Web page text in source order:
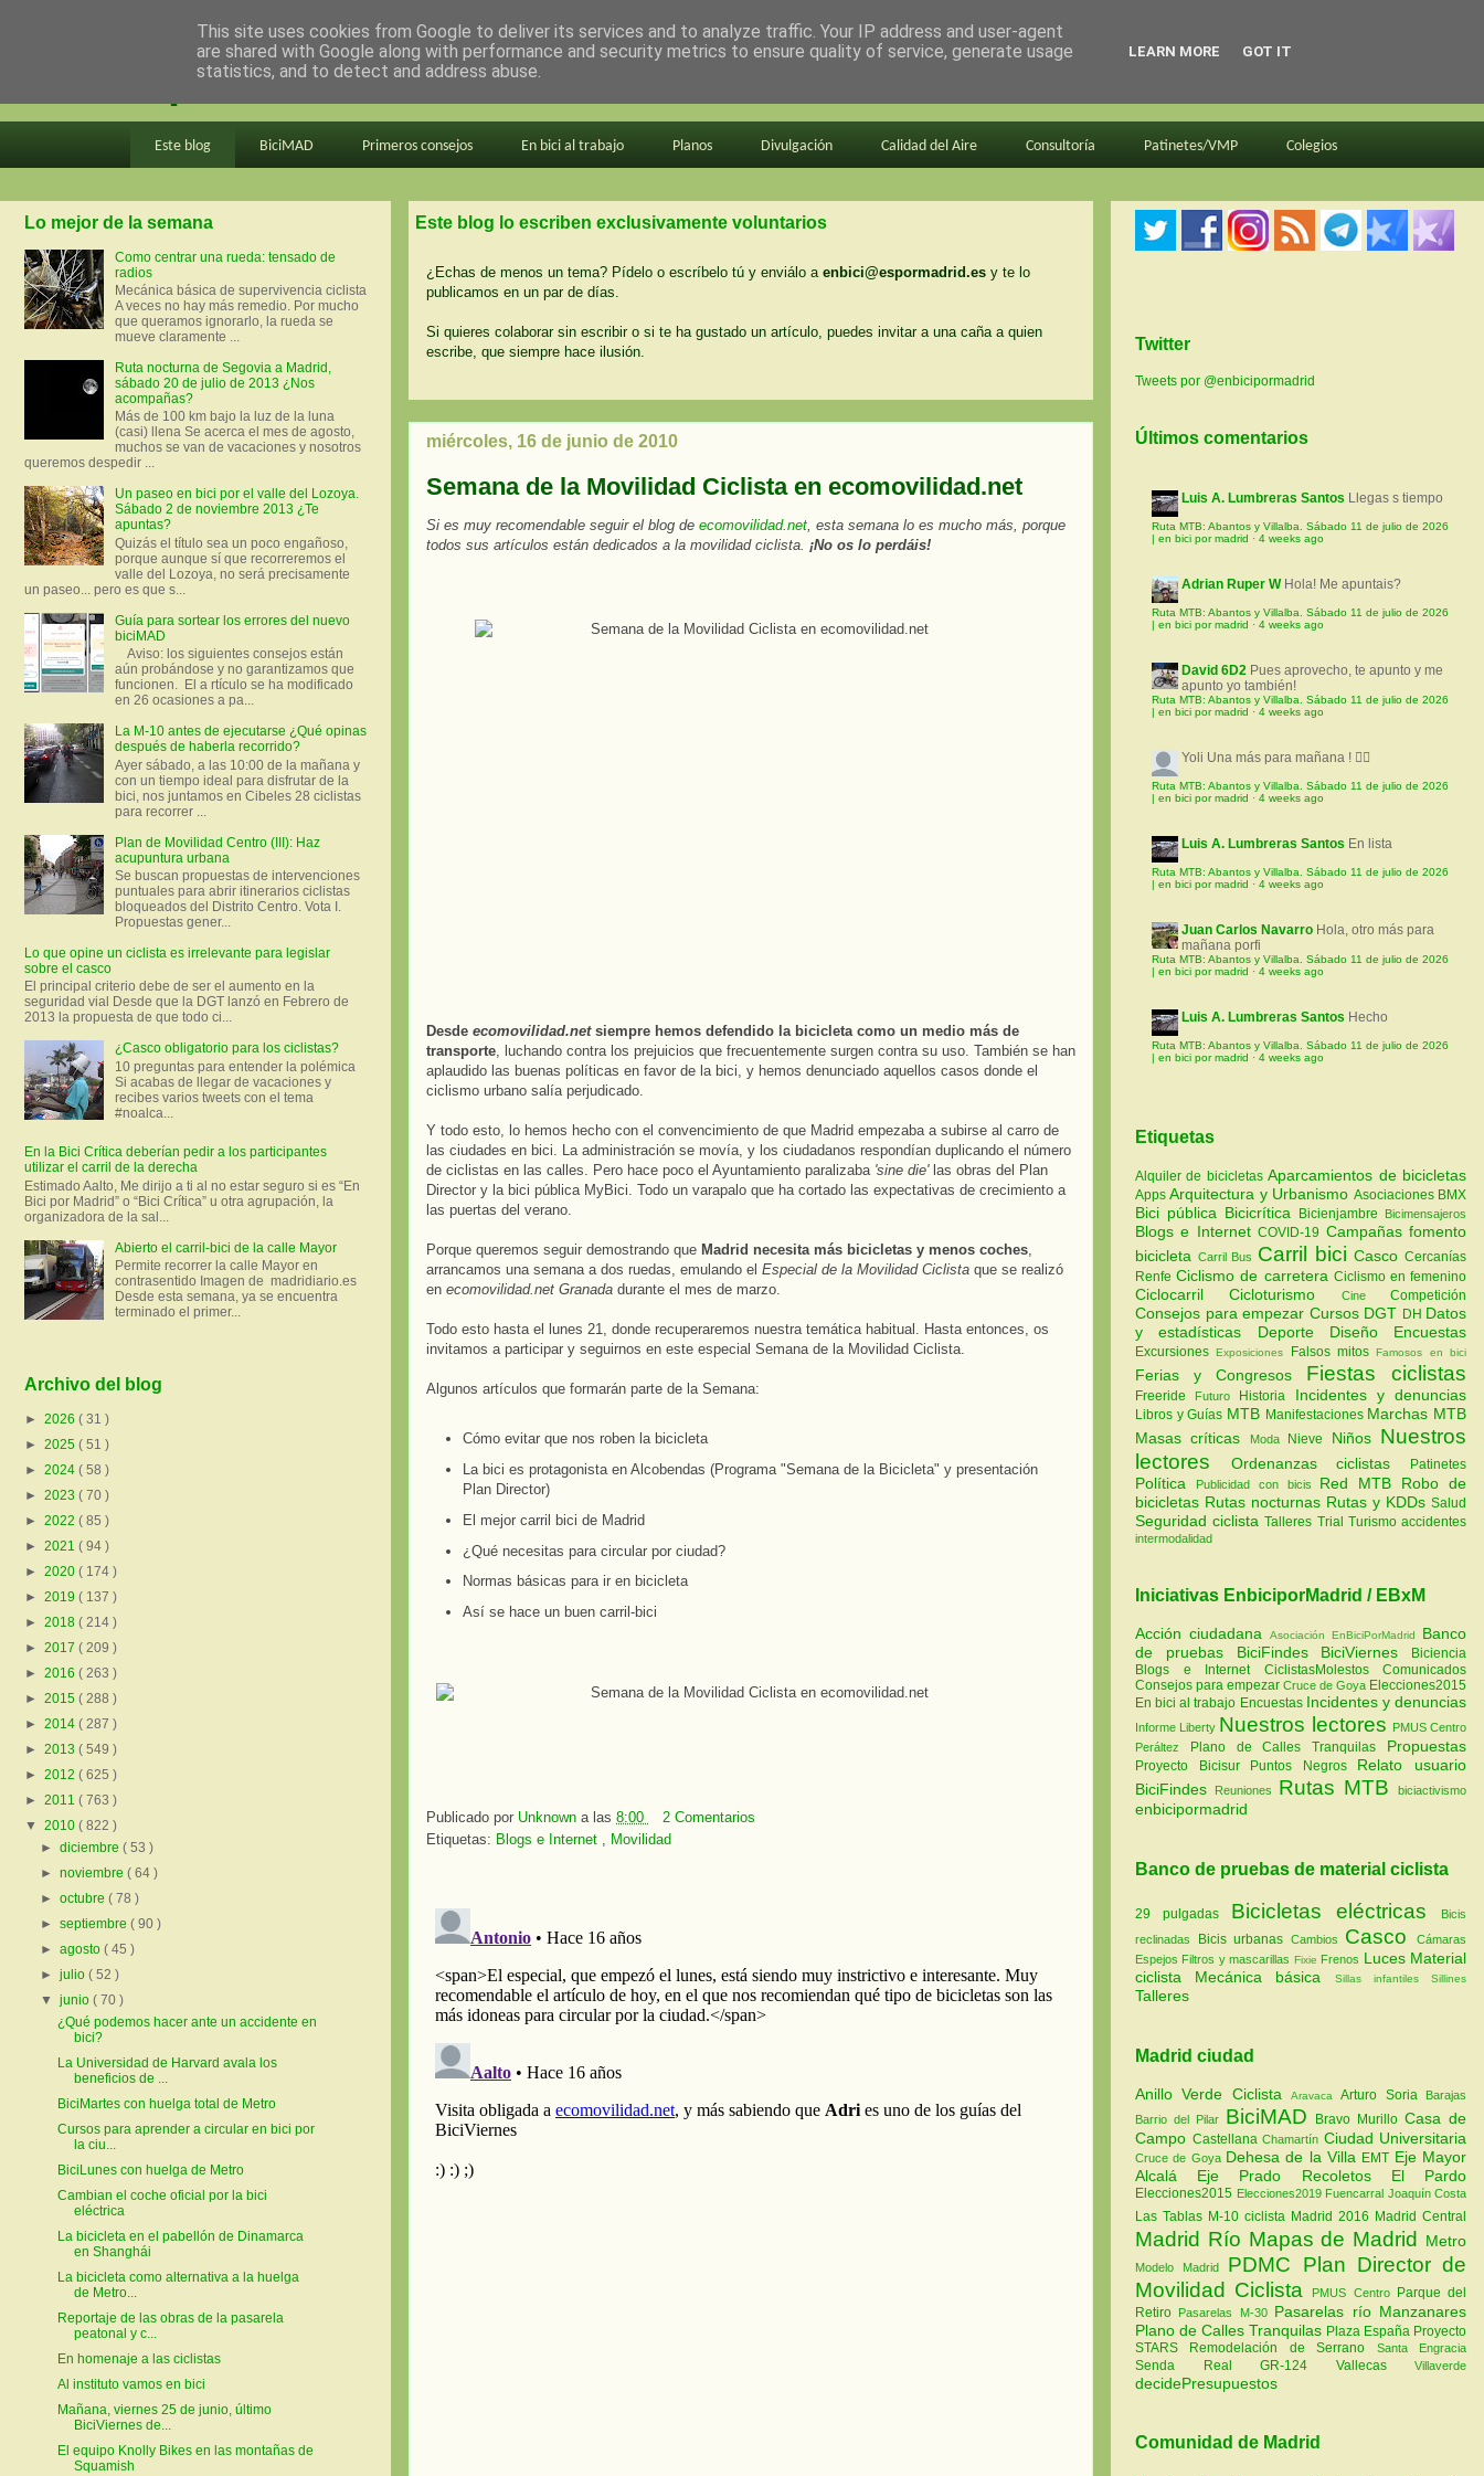
en bici por madrid
Este blog BiciMAD Primeros consejos En bici al trabajo Planos Divulgación Calidad del Aire Consultoría Patinetes/VMP Colegios
Este blog lo escriben exclusivamente voluntarios
¿Echas de menos un tema? Pídelo o escríbelo tú y enviálo a enbici@espormadrid.es y te lo
publicamos en un par de días.
Si quieres colaborar sin escribir o si te ha gustado un artículo, puedes invitar a una caña a quien
escribe, que siempre hace ilusión.
miércoles, 16 de junio de 2010
Semana de la Movilidad Ciclista en ecomovilidad.net
Si es muy recomendable seguir el blog de ecomovilidad.net , esta semana lo es mucho más, porque
todos sus artículos están dedicados a la movilidad ciclista. ¡No os lo perdáis!
Desde ecomovilidad.netsiempre hemos defendido la bicicleta como un medio más de
transporte , luchando contra los prejuicios que frecuentemente surgen contra su uso. También se han
aplaudido las buenas políticas en favor de la bici, y hemos denunciado aquellos casos donde el
ciclismo urbano salía perjudicado.
Y todo esto, lo hemos hecho con el convencimiento de que Madrid empezaba a subirse al carro de
las ciudades en bici. La administración se movía, y los ciudadanos respondían duplicando el número
de ciclistas en las calles. Pero hace poco el Ayuntamiento paralizaba 'sine die'las obras del Plan
Director y la bici pública MyBici. Todo un varapalo que ha cortado las expectativas de crecimiento a
las puertas del verano.
Porque queremos seguir demostrando que Madrid necesita más bicicletas y menos coches
arrancamos una semana a dos ruedas, emulando el Especial de la Movilidad Ciclista que se realizó
en ecomovilidad.net Granada durante el mes de marzo.
Todo esto hasta el lunes 21, donde recuperaremos nuestra temática habitual. Hasta entonces, os
invitamos a participar y seguirnos en este especial Semana de la Movilidad Ciclista.
Algunos artículos que formarán parte de la Semana:
Cómo evitar que nos roben la bicicleta
La bici es protagonista en Alcobendas (Programa "Semana de la Bicicleta" y presentación
Plan Director)
El mejor carril bici de Madrid
¿Qué necesitas para circular por ciudad?
Normas básicas para ir en bicicleta
Así se hace un buen carril-bici
Publicado por Unknown a las 8:00
2 Comentarios
Etiquetas: Blogs e Internet , Movilidad
Lo mejor de la semana
Como centrar una rueda: tensado de
radios
Mecánica básica de supervivencia ciclista
A veces no hay más remedio. Por mucho
que queramos ignorarlo, la rueda se
mueve claramente ...
Ruta nocturna de Segovia a Madrid,
sábado 20 de julio de 2013 ¿Nos
acompañas?
Más de 100 km bajo la luz de la luna
(casi) llena Se acerca el mes de agosto,
muchos se van de vacaciones y nosotros
queremos despedir ...
Un paseo en bici por el valle del Lozoya.
Sábado 2 de noviembre 2013 ¿Te
apuntas?
Quizás el título sea un poco engañoso,
porque aunque sí que recorreremos el
valle del Lozoya, no será precisamente
un paseo... pero es que s...
Guía para sortear los errores del nuevo
biciMAD
Aviso: los siguientes consejos están
aún probándose y no garantizamos que
funcionen. El a rtículo se ha modificado
en 26 ocasiones a pa...
La M-10 antes de ejecutarse ¿Qué opinas
después de haberla recorrido?
Ayer sábado, a las 10:00 de la mañana y
con un tiempo ideal para disfrutar de la
bici, nos juntamos en Cibeles 28 ciclistas
para recorrer ...
Plan de Movilidad Centro (III): Haz
acupuntura urbana
Se buscan propuestas de intervenciones
puntuales para abrir itinerarios ciclistas
bloqueados del Distrito Centro. Vota I.
Propuestas gener...
Lo que opine un ciclista es irrelevante para legislar
sobre el casco
El principal criterio debe de ser el aumento en la
seguridad vial Desde que la DGT lanzó en Febrero de
2013 la propuesta de que todo ci...
¿Casco obligatorio para los ciclistas?
10 preguntas para entender la polémica
Si acabas de llegar de vacaciones y
recibes varios tweets con el tema
#noalca...
En la Bici Crítica deberían pedir a los participantes
utilizar el carril de la derecha
Estimado Aalto, Me dirijo a ti al no estar seguro si es “En
Bici por Madrid” o “Bici Crítica” u otra agrupación, la
organizadora de la sal...
Abierto el carril-bici de la calle Mayor
Permite recorrer la calle Mayor en
contrasentido Imagen de madridiario.es
Desde esta semana, ya se encuentra
terminado el primer...
Archivo del blog
► 2026 ( 31 )
► 2025 ( 51 )
► 2024 ( 58 )
► 2023 ( 70 )
► 2022 ( 85 )
► 2021 ( 94 )
► 2020 ( 174 )
► 2019 ( 137 )
► 2018 ( 214 )
► 2017 ( 209 )
► 2016 ( 263 )
► 2015 ( 288 )
► 2014 ( 287 )
► 2013 ( 549 )
► 2012 ( 625 )
► 2011 ( 763 )
▼ 2010 ( 822 )
►diciembre( 53 )
►noviembre( 64 )
►octubre( 78 )
►septiembre( 90 )
►agosto( 45 )
►julio( 52 )
▼junio( 70 )
¿Qué podemos hacer ante un accidente en
bici?
La Universidad de Harvard avala los
beneficios de ...
BiciMartes con huelga total de Metro
Cursos para aprender a circular en bici por
la ciu...
BiciLunes con huelga de Metro
Cambian el coche oficial por la bici
eléctrica
La bicicleta en el pabellón de Dinamarca
en Shanghái
La bicicleta como alternativa a la huelga
de Metro...
Reportaje de las obras de la pasarela
peatonal y c...
En homenaje a las ciclistas
Al instituto vamos en bici
Mañana, viernes 25 de junio, último
BiciViernes de...
El equipo Knolly Bikes en las montañas de
Squamish
Twitter
Tweets por @enbicipormadrid
Últimos comentarios
Luis A. Lumbreras Santos Llegas s tiempo
Ruta MTB: Abantos y Villalba. Sábado 11 de julio de 2026
| en bici por madrid · 4 weeks ago
Adrian Ruper W Hola! Me apuntais?
Ruta MTB: Abantos y Villalba. Sábado 11 de julio de 2026
| en bici por madrid · 4 weeks ago
David 6D2 Pues aprovecho, te apunto y me
apunto yo también!
Ruta MTB: Abantos y Villalba. Sábado 11 de julio de 2026
| en bici por madrid · 4 weeks ago
Yoli Una más para mañana ! 🚵‍♀️
Ruta MTB: Abantos y Villalba. Sábado 11 de julio de 2026
| en bici por madrid · 4 weeks ago
Luis A. Lumbreras Santos En lista
Ruta MTB: Abantos y Villalba. Sábado 11 de julio de 2026
| en bici por madrid · 4 weeks ago
Juan Carlos Navarro Hola, otro más para
mañana porfi
Ruta MTB: Abantos y Villalba. Sábado 11 de julio de 2026
| en bici por madrid · 4 weeks ago
Luis A. Lumbreras Santos Hecho
Ruta MTB: Abantos y Villalba. Sábado 11 de julio de 2026
| en bici por madrid · 4 weeks ago
Etiquetas
Alquiler de bicicletasAparcamientos de bicicletas
AppsArquitectura y Urbanismo Asociaciones BMX
Bici pública Bicicrítica Bicienjambre Bicimensajeros
Blogs e InternetCOVID-19 Campañas fomento
bicicleta Carril Bus Carril biciCascoCercanías
RenfeCiclismo de carretera Ciclismo en femenino
CiclocarrilCicloturismo CineCompetición
Consejos para empezar Cursos DGT DH Datos
y estadísticas Deporte Diseño Encuestas
ExcursionesExposiciones Falsos mitosFamosos en bici
Ferias y Congresos Fiestas ciclistas
Freeride Futuro Historia Incidentes y denuncias
Libros y Guías MTB Manifestaciones Marchas MTB
Masas críticas
Moda Nieve Niños Nuestros
lectores
Ordenanzas ciclistas Patinetes
Política Publicidad con bicis Red MTB Robo de
bicicletas Rutas nocturnas Rutas y KDDs Salud
Seguridad ciclistaTalleres Trial Turismoaccidentes
intermodalidad
Iniciativas EnbiciporMadrid / EBxM
Acción ciudadana Asociación EnBiciPorMadrid
Banco
de pruebas
BiciFindes BiciViernes
Biciencia
Blogs e Internet
CiclistasMolestos
Comunicados
Consejos para empezar Cruce de Goya Elecciones2015
En bici al trabajo Encuestas Incidentes y denuncias
Informe Liberty Nuestros lectores
PMUS Centro
Peráltez
Plano de Calles Tranquilas Propuestas
Proyecto Bicisur Puntos Negros
Relato usuario
BiciFindes
Reuniones Rutas MTB biciactivismo
enbicipormadrid
Banco de pruebas de material ciclista
29 pulgadas Bicicletas eléctricas
Bicis
reclinadas
Bicis urbanas Cambios Casco
Cámaras
Espejos Filtros y mascarillas Fixie Frenos Luces Material
ciclista
Mecánica básica Sillas infantiles Sillines
Talleres
Madrid ciudad
Anillo Verde Ciclista AravacaArturo Soria
Barajas
Barrio del Pilar BiciMAD Bravo MurilloCasa de
Campo Castellana Chamartín Ciudad Universitaria
Cruce de Goya Dehesa de la Villa EMT Eje Mayor
Alcalá Eje Prado Recoletos El Pardo
Elecciones2015 Elecciones2019 Fuencarral Joaquín Costa
Las Tablas M-10 ciclista Madrid 2016 Madrid Central
Madrid Río Mapas de Madrid Metro
Modelo Madrid PDMC Plan Director de
Movilidad Ciclista
PMUS Centro Parque del
Retiro Pasarelas M-30 Pasarelas río Manzanares
Plano de Calles Tranquilas Plaza España Proyecto
STARS Remodelación de Serrano Santa Engracia
Senda Real GR-124 Vallecas Villaverde
decidePresupuestos
Comunidad de Madrid
This site uses cookies from Google to deliver its services and to analyze traffic. Your IP address and user-agent
are shared with Google along with performance and security metrics to ensure quality of service, generate usage
statistics, and to detect and address abuse.
LEARN MORE GOT IT